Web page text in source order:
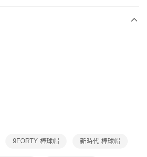
務後，再付款。
帳流程】
先享後付」後，將跳轉至「AFTEE先享後付」
收到繳費通知簡訊。
天內，點擊此簡訊中的連結，可透過四大超商／
式進行付款，方視為交易完成。
先享後付 」之結帳頁面顯示為準，若有關於
消欲退款等相關疑問，請聯繫「AFTEE先享後付
support/home
含以上)免運費
含以上)免運費
含以上)免運費
9FORTY 棒球帽 新時代 棒球帽